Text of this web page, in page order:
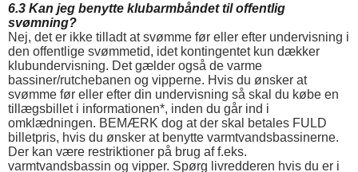
6.3 Kan jeg benytte klubarmbåndet til offentlig
svømning?
Nej, det er ikke tilladt at svømme før eller efter undervisning i
den offentlige svømmetid, idet kontingentet kun dækker
klubundervisning. Det gælder også de varme
bassiner/rutchebanen og vipperne. Hvis du ønsker at
svømme før eller efter din undervisning så skal du købe en
tillægsbillet i informationen*, inden du går ind i
omklædningen. BEMÆRK dog at der skal betales FULD
billetpris, hvis du ønsker at benytte varmtvandsbassinerne.
Der kan være restriktioner på brug af f.eks.
varmtvandsbassin og vipper. Spørg livredderen hvis du er i